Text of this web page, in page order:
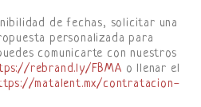
de fechas, solicitar una
personalizada para
comunicarte con nuestros
rebrand.ly/FBMA o llenar el
matalent.mx/contratacion-